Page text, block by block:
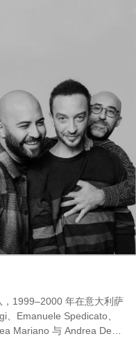
1999–2000 年在意大利萨
Emanuele Spedicato、
Mariano 与 Andrea De